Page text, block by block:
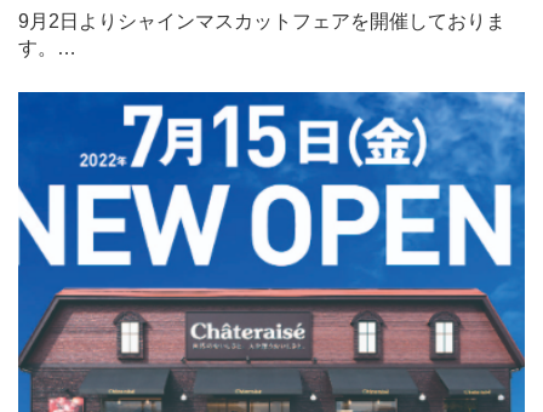
9月2日よりシャインマスカットフェアを開催しておりま
す。…